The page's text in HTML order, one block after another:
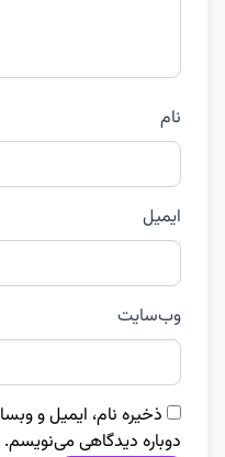
نام
ایمیل
وب‌سایت
ذخیره نام، ایمیل و
دوباره دیدگاهی می‌نویسم.